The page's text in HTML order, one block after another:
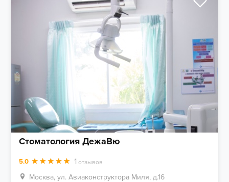
Стоматология ДежаВю
5.0 1 отзывов
Москва, ул. Авиаконструктора Миля, д.16